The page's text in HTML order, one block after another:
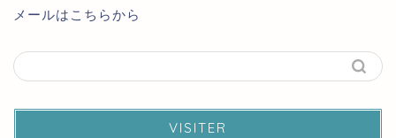
メールはこちらから
VISITER